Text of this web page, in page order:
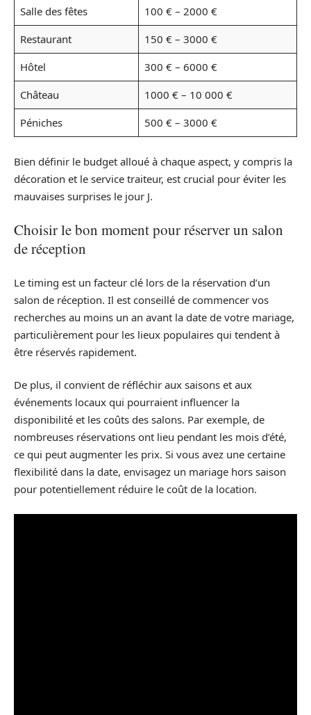
Salle des fêtes
100 € – 2000 €
Restaurant
150 € – 3000 €
Hôtel
300 € – 6000 €
Château
1000 € – 10 000 €
Péniches
500 € – 3000 €
Bien définir le budget alloué à chaque aspect, y compris la
décoration et le service traiteur, est crucial pour éviter les
mauvaises surprises le jour J.
Choisir le bon moment pour réserver un salon
de réception
Le timing est un facteur clé lors de la réservation d’un
salon de réception. Il est conseillé de commencer vos
recherches au moins un an avant la date de votre mariage,
particulièrement pour les lieux populaires qui tendent à
être réservés rapidement.
De plus, il convient de réfléchir aux saisons et aux
événements locaux qui pourraient influencer la
disponibilité et les coûts des salons. Par exemple, de
nombreuses réservations ont lieu pendant les mois d’été,
ce qui peut augmenter les prix. Si vous avez une certaine
flexibilité dans la date, envisagez un mariage hors saison
pour potentiellement réduire le coût de la location.